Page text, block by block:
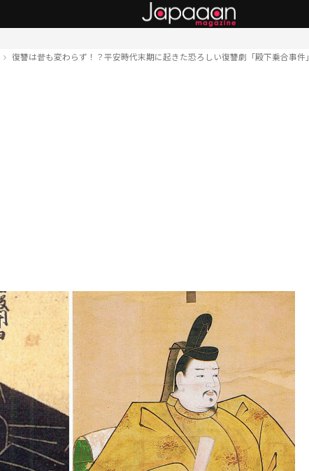
復讐は昔も変わらず！？平安時代末期に起きた恐ろしい復讐劇「殿下乗合事件」